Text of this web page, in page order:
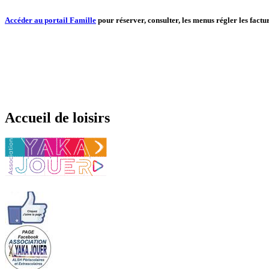
Accéder au portail Famille pour réserver, consulter, les menus régler les
Accueil de loisirs